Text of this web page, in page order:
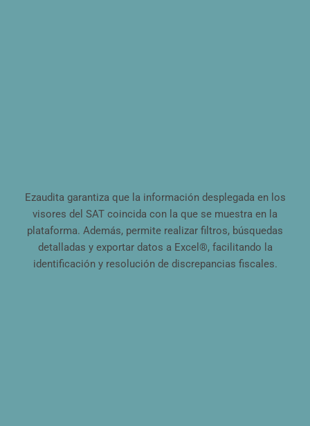
Ezaudita garantiza que la información desplegada en los
visores del SAT coincida con la que se muestra en la
plataforma. Además, permite realizar filtros, búsquedas
detalladas y exportar datos a Excel®, facilitando la
identificación y resolución de discrepancias fiscales.